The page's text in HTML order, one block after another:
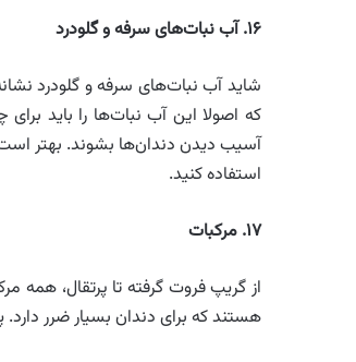
۱۶.آب نبات‌های سرفه و گلودرد
شاید آب نبات‌های سرفه و گلودرد
که اصولا این آب نبات‌ها را باید
آسیب دیدن دندان‌ها بشوند. بهتر
استفاده کنید.
۱۷. مرکبات
از گریپ فروت گرفته تا پرتقال،
هستند که برای دندان بسیار ضرر